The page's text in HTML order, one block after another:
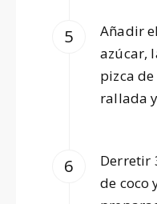
Añadir
azúcar,
pizca
rallada
Derretir
de coco